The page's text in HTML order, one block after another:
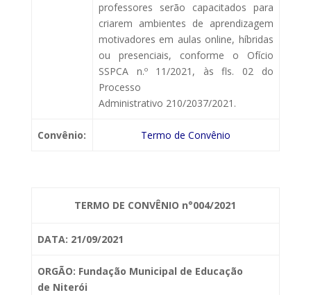
professores serão capacitados para
criarem ambientes de aprendizagem
motivadores em aulas online, híbridas
ou presenciais, conforme o Ofício
SSPCA n.º 11/2021, às fls. 02 do
Processo
Administrativo 210/2037/2021.
Convênio: Termo de Convênio
TERMO DE CONVÊNIO n°004/2021
DATA: 21/09/2021
ORGÃO: Fundação Municipal de Educação
de Niterói